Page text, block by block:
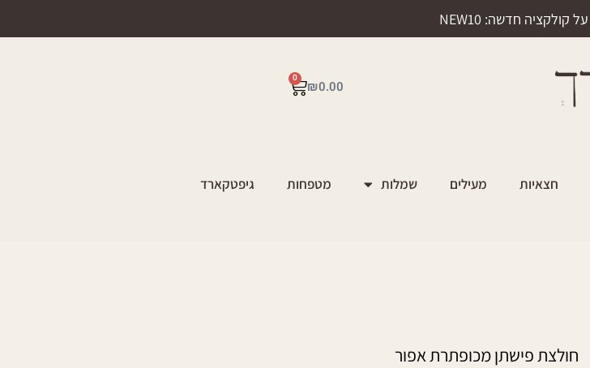
₪0.00
0
חצאיות מעילים שמלות מטפחות גיפטקארד
חולצת פישתן מכופתרת אפור